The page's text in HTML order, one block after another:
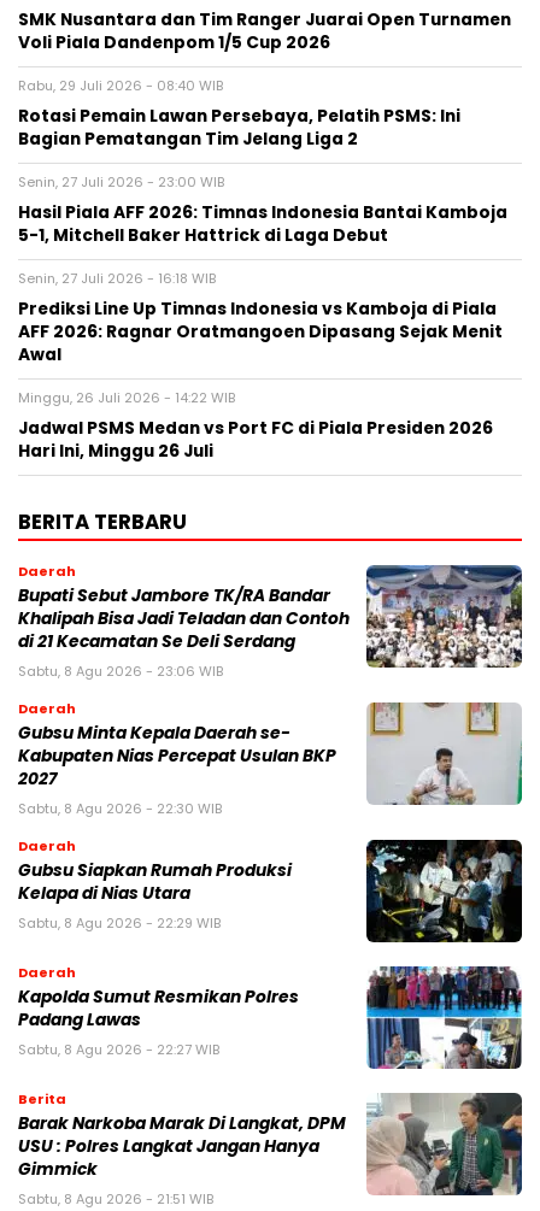
SMK Nusantara dan Tim Ranger Juarai Open Turnamen
Voli Piala Dandenpom 1/5 Cup 2026
Rabu, 29 Juli 2026 - 08:40 WIB
Rotasi Pemain Lawan Persebaya, Pelatih PSMS: Ini
Bagian Pematangan Tim Jelang Liga 2
Senin, 27 Juli 2026 - 23:00 WIB
Hasil Piala AFF 2026: Timnas Indonesia Bantai Kamboja
5-1, Mitchell Baker Hattrick di Laga Debut
Senin, 27 Juli 2026 - 16:18 WIB
Prediksi Line Up Timnas Indonesia vs Kamboja di Piala
AFF 2026: Ragnar Oratmangoen Dipasang Sejak Menit
Awal
Minggu, 26 Juli 2026 - 14:22 WIB
Jadwal PSMS Medan vs Port FC di Piala Presiden 2026
Hari Ini, Minggu 26 Juli
BERITA TERBARU
Daerah
Bupati Sebut Jambore TK/RA Bandar
Khalipah Bisa Jadi Teladan dan Contoh
di 21 Kecamatan Se Deli Serdang
Sabtu, 8 Agu 2026 - 23:06 WIB
Daerah
Gubsu Minta Kepala Daerah se-
Kabupaten Nias Percepat Usulan BKP
2027
Sabtu, 8 Agu 2026 - 22:30 WIB
Daerah
Gubsu Siapkan Rumah Produksi
Kelapa di Nias Utara
Sabtu, 8 Agu 2026 - 22:29 WIB
Daerah
Kapolda Sumut Resmikan Polres
Padang Lawas
Sabtu, 8 Agu 2026 - 22:27 WIB
Berita
Barak Narkoba Marak Di Langkat, DPM
USU : Polres Langkat Jangan Hanya
Gimmick
Sabtu, 8 Agu 2026 - 21:51 WIB